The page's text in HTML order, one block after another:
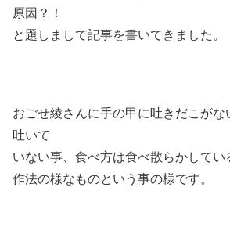
原因？！
と題しまして記事を書いてきました。
おごせ綾さんに手の甲に吐きだこが
吐いて
いない事、食べ方は食べ散らかしてい
作法の様なものという事の様です。